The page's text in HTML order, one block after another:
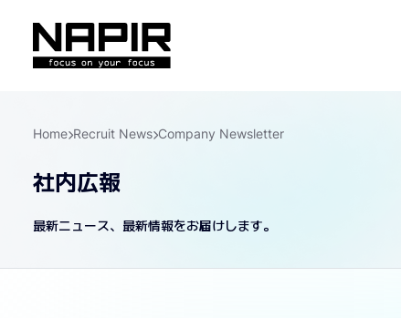
Home Recruit News Company Newsletter
社内広報
最新ニュース、最新情報をお届けします。